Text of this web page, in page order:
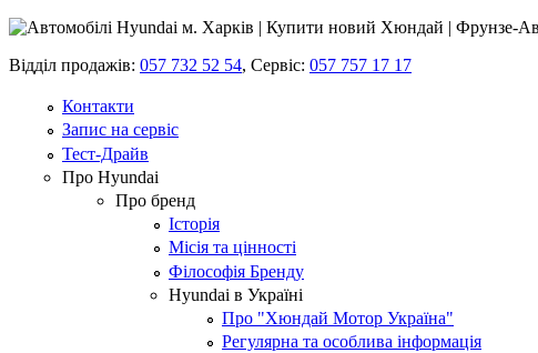
Відділ продажів: 057 732 52 54, Сервіс: 057 757 17 17
Контакти
Запис на сервіс
Тест-Драйв
Про Hyundai
Про бренд
Історія
Місія та цінності
Філософія Бренду
Hyundai в Україні
Про "Хюндай Мотор Україна"
Регулярна та особлива інформація